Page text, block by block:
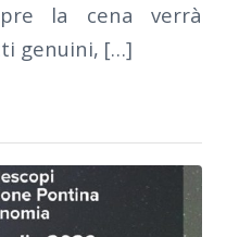
la cena verrà
genuini, […]